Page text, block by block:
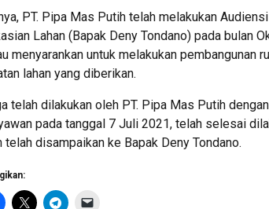
PT. Pipa Mas Putih telah melakukan
Lahan (Bapak Deny Tondano) pada bulan
menyarankan untuk melakukan pembangunan
lahan yang diberikan.
telah dilakukan oleh PT. Pipa Mas Putih
pada tanggal 7 Juli 2021, telah selesai
telah disampaikan ke Bapak Deny Tondano.